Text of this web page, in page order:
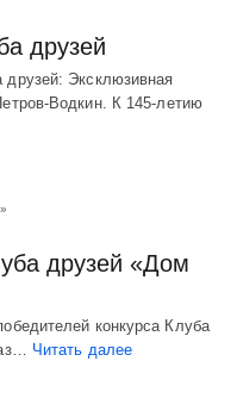
друзей
Эксклюзивная
Водкин. К 145-летию
друзей «Дом
конкурса Клуба
Читать далее